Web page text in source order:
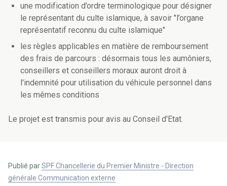
une modification d’ordre terminologique pour désigner
le représentant du culte islamique, à savoir "l’organe
représentatif reconnu du culte islamique"
les règles applicables en matière de remboursement
des frais de parcours : désormais tous les aumôniers,
conseillers et conseillers moraux auront droit à
l'indemnité pour utilisation du véhicule personnel dans
les mêmes conditions
Le projet est transmis pour avis au Conseil d'Etat.
Publié parSPF Chancellerie du Premier Ministre - Direction
générale Communication externe